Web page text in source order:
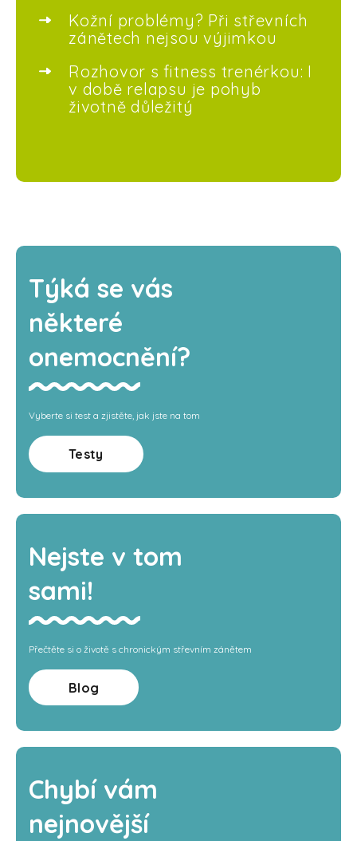
Kožní problémy? Při střevních
zánětech nejsou výjimkou
Rozhovor s fitness trenérkou: I
v době relapsu je pohyb
životně důležitý
Týká se vás
některé
onemocnění?
Vyberte si test a zjistěte, jak jste na tom
Testy
Nejste v tom
sami!
Přečtěte si o životě s chronickým střevním zánětem
Blog
Chybí vám
nejnovější